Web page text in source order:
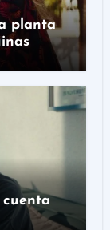
planta
cuenta